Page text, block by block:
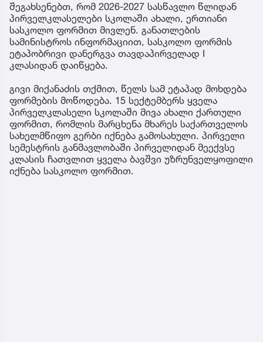
შეგახსენებთ, რომ 2026-2027 სასწავლო წლიდან
პირველკლასელები სკოლაში ახალი, ერთიანი
სასკოლო ფორმით მივლენ. განათლების
სამინისტროს ინფორმაციით, სასკოლო ფორმის
ეტაპობრივი დანერგვა თავდაპირველად I
კლასიდან დაიწყება.
გივი მიქანაძის თქმით, წელს სამ ეტაპად მოხდება
ფორმების მოწოდება. 15 სექტემბერს ყველა
პირველკლასელი სკოლაში მივა ახალი ქართული
ფორმით, რომლის მარცხენა მხარეს საქართველოს
სახელმწიფო გერბი იქნება გამოსახული. პირველი
სემესტრის განმავლობაში პირველიდან მეექვსე
კლასის ჩათვლით ყველა ბავშვი უზრუნველყოფილი
იქნება სასკოლო ფორმით.